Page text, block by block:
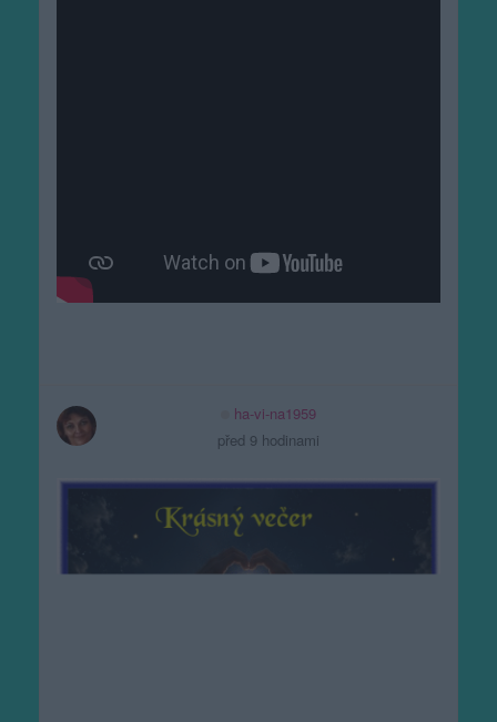
ha-vi-na1959
před 9 hodinami